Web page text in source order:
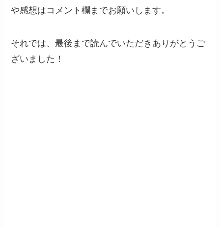
や感想はコメント欄までお願いします。
それでは、最後まで読んでいただきありがとうご
ざいました！